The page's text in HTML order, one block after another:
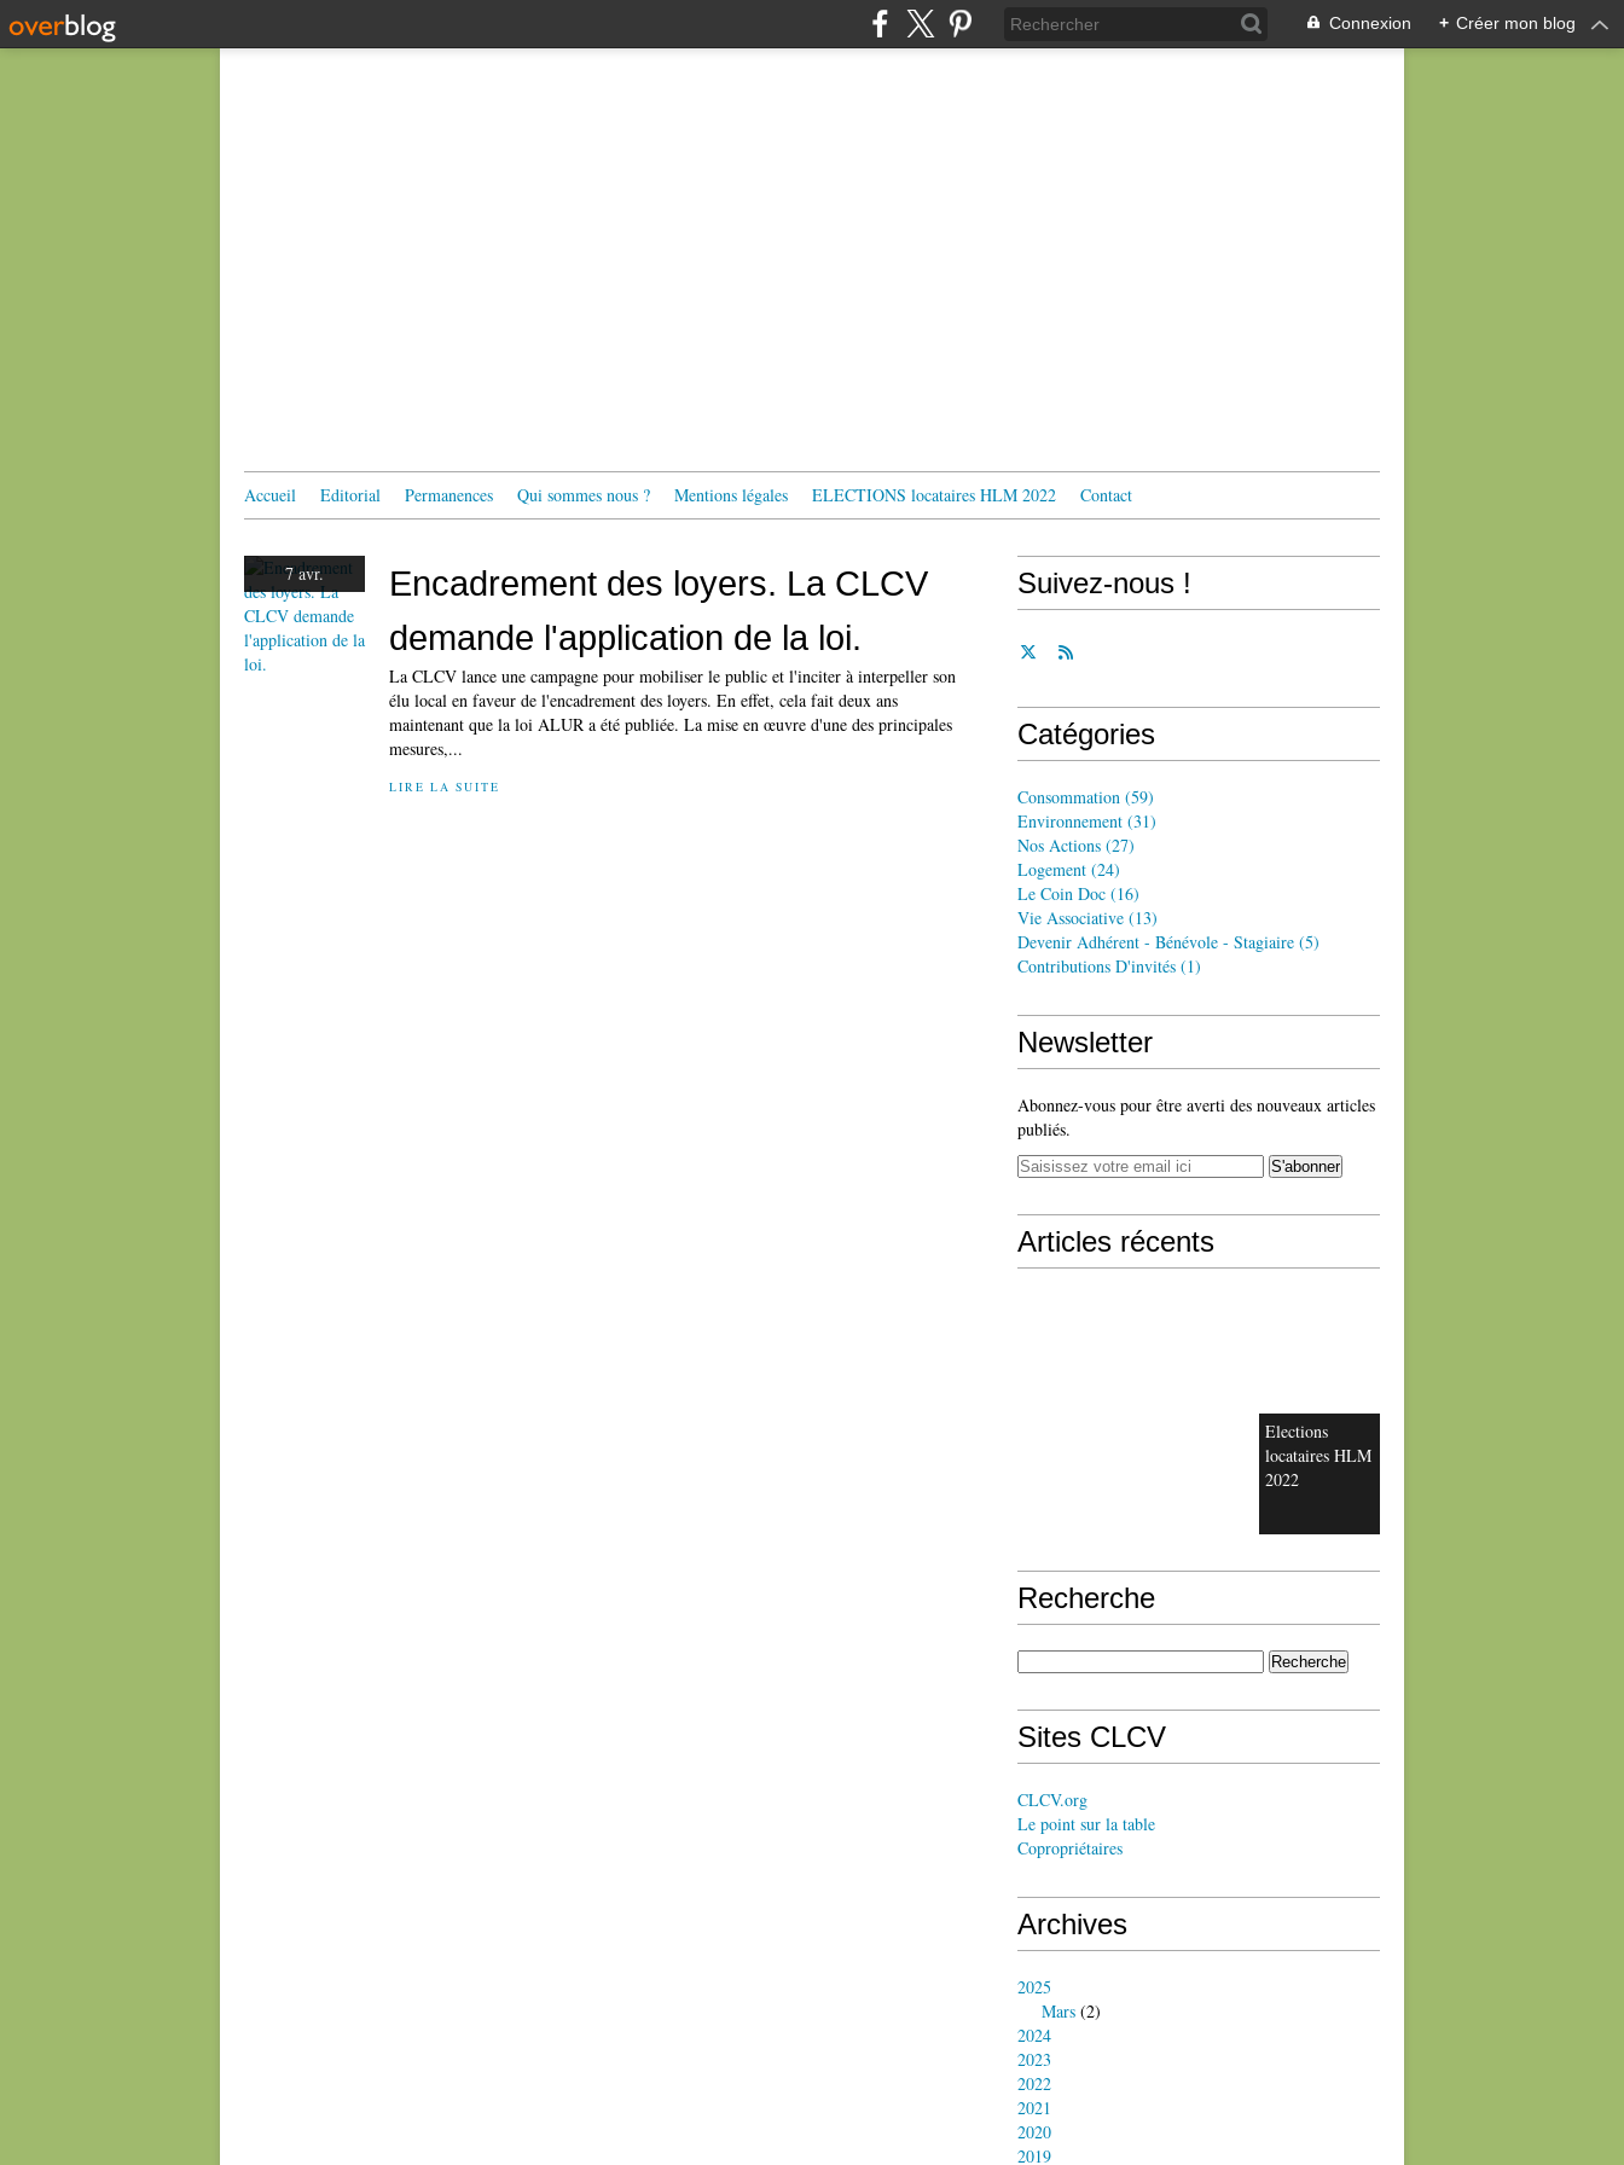
Connexion + Créer mon blog
Accueil Editorial Permanences Qui sommes nous ? Mentions légales ELECTIONS locataires HLM 2022 Contact
7 avr.
Encadrement des loyers. La CLCV
demande l'application de la loi.
La CLCV lance une campagne pour mobiliser le public et l'inciter à interpeller son
élu local en faveur de l'encadrement des loyers. En effet, cela fait deux ans
maintenant que la loi ALUR a été publiée. La mise en œuvre d'une des principales
mesures,...
LIRE LA SUITE
Suivez-nous !
Catégories
Consommation (59)
Environnement (31)
Nos Actions (27)
Logement (24)
Le Coin Doc (16)
Vie Associative (13)
Devenir Adhérent - Bénévole - Stagiaire (5)
Contributions D'invités (1)
Newsletter
Abonnez-vous pour être averti des nouveaux articles
publiés.
Articles récents
Elections
locataires HLM
2022
Recherche
Sites CLCV
CLCV.org
Le point sur la table
Copropriétaires
Archives
2025
Mars (2)
2024
2023
2022
2021
2020
2019